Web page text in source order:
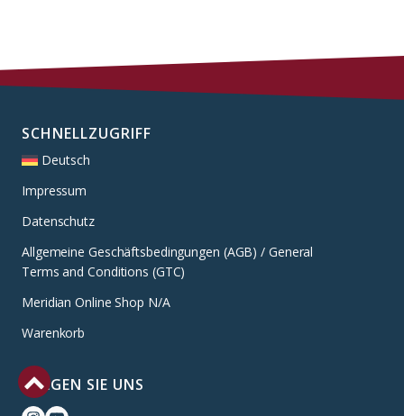
SCHNELLZUGRIFF
Deutsch
Impressum
Datenschutz
Allgemeine Geschäftsbedingungen (AGB) / General
Terms and Conditions (GTC)
Meridian Online Shop N/A
Warenkorb
FOLGEN SIE UNS